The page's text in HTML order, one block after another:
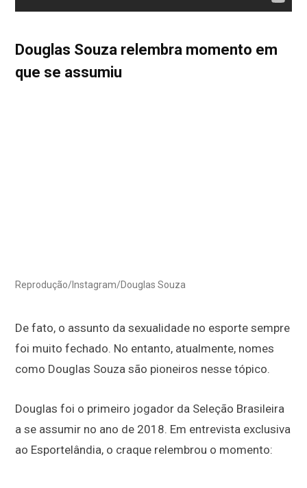
Douglas Souza relembra momento em
que se assumiu
Reprodução/Instagram/Douglas Souza
De fato, o assunto da sexualidade no esporte sempre
foi muito fechado. No entanto, atualmente, nomes
como Douglas Souza são pioneiros nesse tópico.
Douglas foi o primeiro jogador da Seleção Brasileira
a se assumir no ano de 2018. Em entrevista exclusiva
ao Esportelândia, o craque relembrou o momento: